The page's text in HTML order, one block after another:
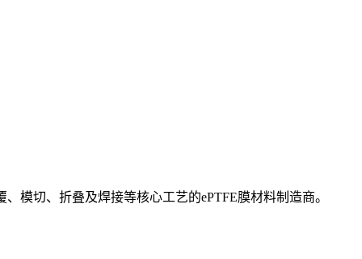
模切、折叠及焊接等核心工艺的ePTFE膜材料制造商。